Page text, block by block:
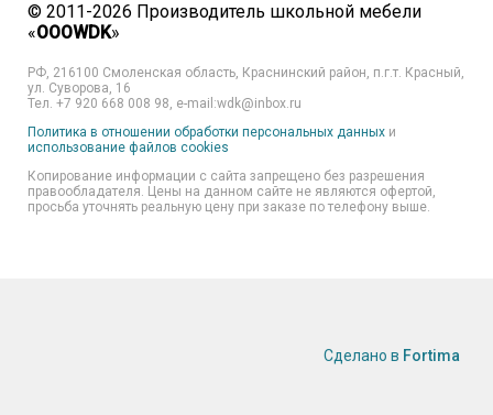
© 2011-2026 Производитель школьной мебели
«OOOWDK»
РФ, 216100 Смоленская область, Краснинский район, п.г.т. Красный,
ул. Суворова, 16
Тел. +7 920 668 008 98, e-mail:wdk@inbox.ru
Политика в отношении обработки персональных данных и
использование файлов cookies
Копирование информации с сайта запрещено без разрешения
правообладателя. Цены на данном сайте не являются офертой,
просьба уточнять реальную цену при заказе по телефону выше.
Сделано в Fortima